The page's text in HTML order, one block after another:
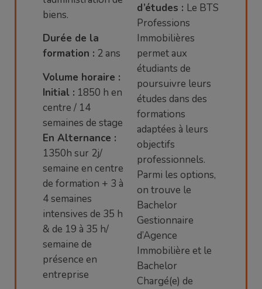
biens.
Durée de la
formation : 2 ans
Volume horaire :
Initial : 1850 h en
centre / 14
semaines de stage
En Alternance :
1350h sur 2j/
semaine en centre
de formation + 3 à
4 semaines
intensives de 35 h
& de 19 à 35 h/
semaine de
présence en
entreprise
d’études : Le BTS
Professions
Immobilières
permet aux
étudiants de
poursuivre leurs
études dans des
formations
adaptées à leurs
objectifs
professionnels.
Parmi les options,
on trouve le
Bachelor
Gestionnaire
d’Agence
Immobilière et le
Bachelor
Chargé(e) de